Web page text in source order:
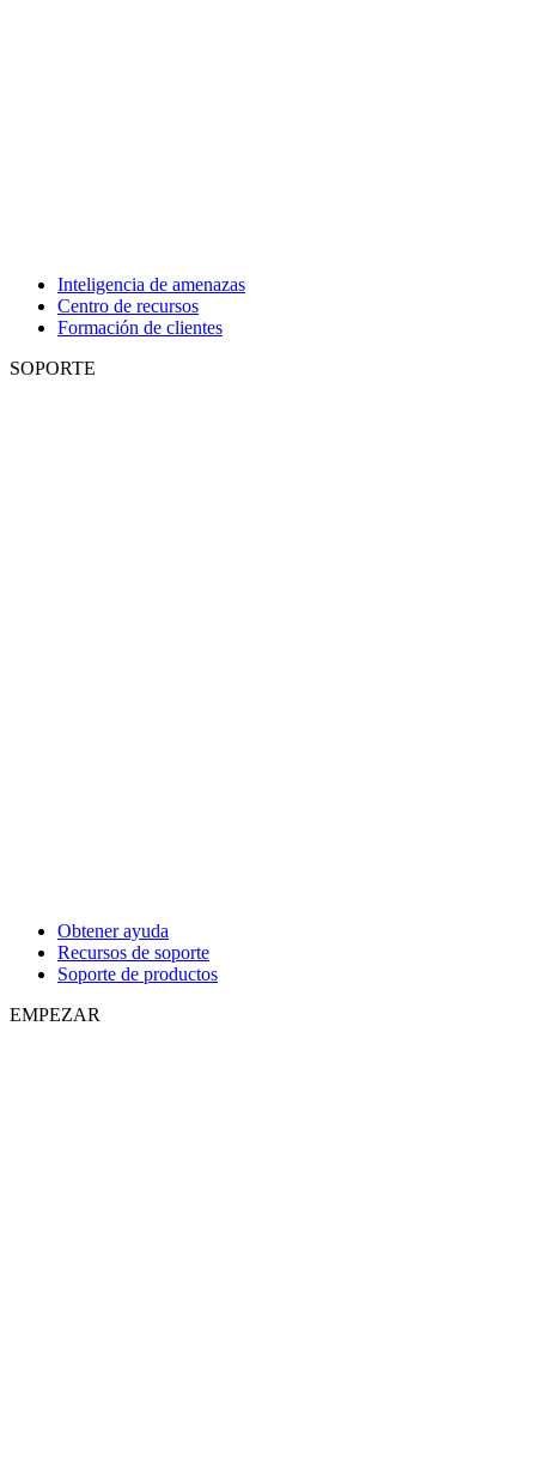
Inteligencia de amenazas
Centro de recursos
Formación de clientes
SOPORTE
Obtener ayuda
Recursos de soporte
Soporte de productos
EMPEZAR